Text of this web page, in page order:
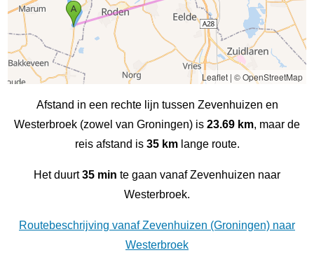
Leaflet| © OpenStreetMap
Afstand in een rechte lijn tussen Zevenhuizen en
Westerbroek (zowel van Groningen) is 23.69 km, maar de
reis afstand is 35 kmlange route.
Het duurt35 min te gaan vanaf Zevenhuizen naar
Westerbroek.
Routebeschrijving vanaf Zevenhuizen (Groningen) naar
Westerbroek